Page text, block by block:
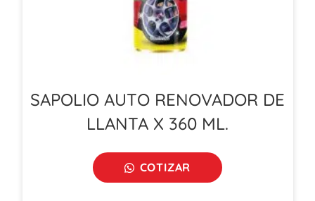
SAPOLIO AUTO RENOVADOR DE
LLANTA X 360 ML.
COTIZAR